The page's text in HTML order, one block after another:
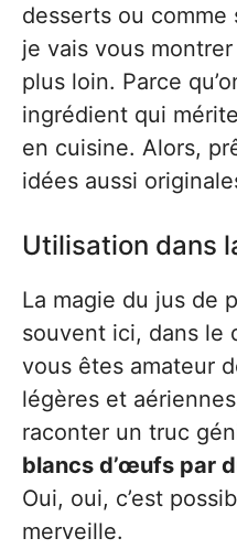
desserts ou
je vais vous
plus loin. Parce
ingrédient qui
en cuisine. Alors,
idées aussi
Utilisation dans
La magie du jus de
souvent ici, dans le
vous êtes amateur
légères et
raconter un truc
blancs d’œufs par
Oui, oui, c’est
merveille.